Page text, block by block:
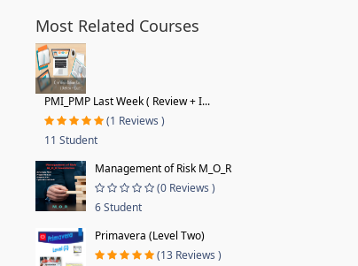
Most Related Courses
PMI_PMP Last Week ( Review + I...
(1 Reviews )
11 Student
Management of Risk M_O_R
(0 Reviews )
6 Student
Primavera (Level Two)
(13 Reviews )